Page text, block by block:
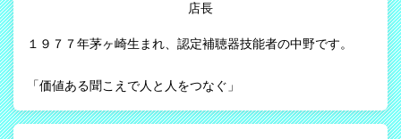
店長
１９７７年茅ヶ崎生まれ、認定補聴器技能者の中野です。
「価値ある聞こえで人と人をつなぐ」